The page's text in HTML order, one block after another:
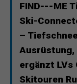
FIND---ME
Ski-
–
Ausrüstung,
ergänzt LVs
Skitouren